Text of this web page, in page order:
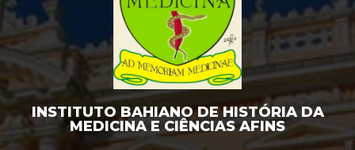
INSTITUTO BAHIANO DE HISTÓRIA DA
MEDICINA E CIÊNCIAS AFINS